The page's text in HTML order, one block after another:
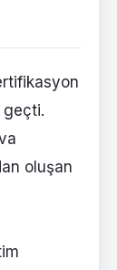
geçti.
oluşan